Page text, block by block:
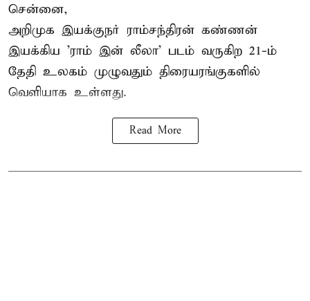
சென்னை,
அறிமுக இயக்குநர் ராம்சந்திரன் கண்ணன்
இயக்கிய 'ராம் இன் லீலா' படம் வருகிற 21-ம்
தேதி உலகம் முழுவதும் திரையரங்குகளில்
வெளியாக உள்ளது.
Read More